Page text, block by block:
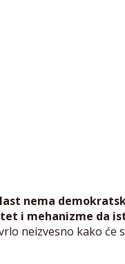
nema
i mehanizme da
neizvesno kako će